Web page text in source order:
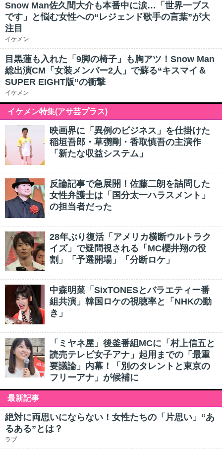
Snow Man佐久間大介も本番中に涙…「世界一ブス
です」と悩む女性への“レジェンド歌手の言葉”が大
注目
イケメン
目黒蓮も入れた「9脚の椅子」も胸アツ！Snow Man
総出演CM「女装メンバー2人」で蘇る“キスマイ＆
SUPER EIGHT版”の衝撃
イケメン
イケメン特集(アサ芸プラス)
映画界に「異例のビジネス」を仕掛けた
稲垣吾郎・草彅剛・香取慎吾の主演作
「新たな収益システム」
反論記事で急展開！佐藤二朗を詰問した
女性弁護士は「国分太一ハラスメント」
の担当者だった
28年ぶり復活「アメリカ横断ウルトラク
イズ」で疑問視される「MC櫻井翔の役
割」「予選開場」「分断ロケ」
中森明菜「SixTONESとバラエティー番
組共演」韓国ロケの視聴率と「NHKの動
き」
「ミヤネ屋」後釜番組MCに「村上信五と
読売テレビ女子アナ」起用までの「最重
要議論」内幕！「別のタレントと東京の
フリーアナ」が候補に
最新記事
絶対に両思いにならない！女性たちの「片思い」“あ
るある”とは？
ラブ